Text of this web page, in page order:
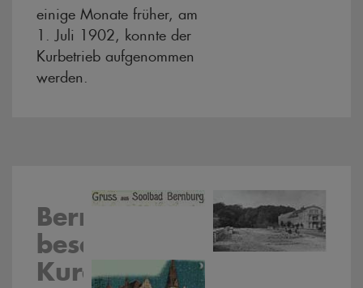
einige Monate früher, am
1. Juli 1902, konnte der
Kurbetrieb aufgenommen
werden.
Bernburg
beschließt,
Kurort